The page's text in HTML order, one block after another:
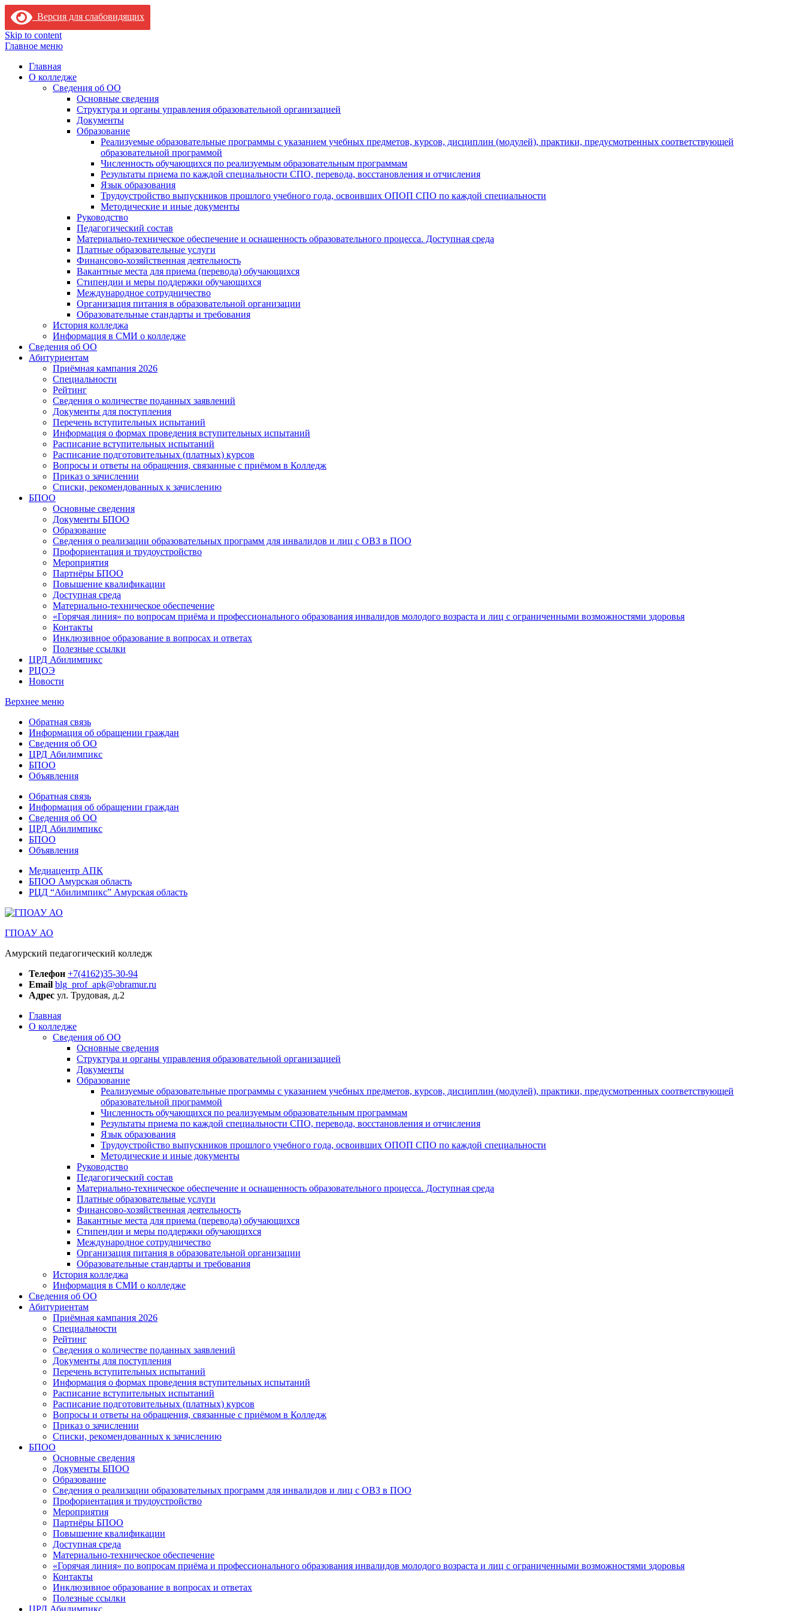
Версия для слабовидящих
Skip to content
Главное меню
Главная
О колледже
Сведения об ОО
Основные сведения
Структура и органы управления образовательной организацией
Документы
Образование
Реализуемые образовательные программы с указанием учебных предметов, курсов, дисциплин (модулей), практики, предусмотренных соответствующей
образовательной программой
Численность обучающихся по реализуемым образовательным программам
Результаты приема по каждой специальности СПО, перевода, восстановления и отчисления
Язык образования
Трудоустройство выпускников прошлого учебного года, освоивших ОПОП СПО по каждой специальности
Методические и иные документы
Руководство
Педагогический состав
Материально-техническое обеспечение и оснащенность образовательного процесса. Доступная среда
Платные образовательные услуги
Финансово-хозяйственная деятельность
Вакантные места для приема (перевода) обучающихся
Стипендии и меры поддержки обучающихся
Международное сотрудничество
Организация питания в образовательной организации
Образовательные стандарты и требования
История колледжа
Информация в СМИ о колледже
Сведения об ОО
Абитуриентам
Приёмная кампания 2026
Специальности
Рейтинг
Сведения о количестве поданных заявлений
Документы для поступления
Перечень вступительных испытаний
Информация о формах проведения вступительных испытаний
Расписание вступительных испытаний
Расписание подготовительных (платных) курсов
Вопросы и ответы на обращения, связанные с приёмом в Колледж
Приказ о зачислении
Списки, рекомендованных к зачислению
БПОО
Основные сведения
Документы БПОО
Образование
Сведения о реализации образовательных программ для инвалидов и лиц с ОВЗ в ПОО
Профориентация и трудоустройство
Мероприятия
Партнёры БПОО
Повышение квалификации
Доступная среда
Материально-техническое обеспечение
«Горячая линия» по вопросам приёма и профессионального образования инвалидов молодого возраста и лиц с ограниченными возможностями здоровья
Контакты
Инклюзивное образование в вопросах и ответах
Полезные ссылки
ЦРД Абилимпикс
РЦОЭ
Новости
Верхнее меню
Обратная связь
Информация об обращении граждан
Сведения об ОО
ЦРД Абилимпикс
БПОО
Объявления
Обратная связь
Информация об обращении граждан
Сведения об ОО
ЦРД Абилимпикс
БПОО
Объявления
Медиацентр АПК
БПОО Амурская область
РЦД “Абилимпикс” Амурская область
ГПОАУ АО
Амурский педагогический колледж
Телефон +7(4162)35-30-94
Email blg_prof_apk@obramur.ru
Адрес ул. Трудовая, д.2
Главная
О колледже
Сведения об ОО
Основные сведения
Структура и органы управления образовательной организацией
Документы
Образование
Реализуемые образовательные программы с указанием учебных предметов, курсов, дисциплин (модулей), практики, предусмотренных соответствующей
образовательной программой
Численность обучающихся по реализуемым образовательным программам
Результаты приема по каждой специальности СПО, перевода, восстановления и отчисления
Язык образования
Трудоустройство выпускников прошлого учебного года, освоивших ОПОП СПО по каждой специальности
Методические и иные документы
Руководство
Педагогический состав
Материально-техническое обеспечение и оснащенность образовательного процесса. Доступная среда
Платные образовательные услуги
Финансово-хозяйственная деятельность
Вакантные места для приема (перевода) обучающихся
Стипендии и меры поддержки обучающихся
Международное сотрудничество
Организация питания в образовательной организации
Образовательные стандарты и требования
История колледжа
Информация в СМИ о колледже
Сведения об ОО
Абитуриентам
Приёмная кампания 2026
Специальности
Рейтинг
Сведения о количестве поданных заявлений
Документы для поступления
Перечень вступительных испытаний
Информация о формах проведения вступительных испытаний
Расписание вступительных испытаний
Расписание подготовительных (платных) курсов
Вопросы и ответы на обращения, связанные с приёмом в Колледж
Приказ о зачислении
Списки, рекомендованных к зачислению
БПОО
Основные сведения
Документы БПОО
Образование
Сведения о реализации образовательных программ для инвалидов и лиц с ОВЗ в ПОО
Профориентация и трудоустройство
Мероприятия
Партнёры БПОО
Повышение квалификации
Доступная среда
Материально-техническое обеспечение
«Горячая линия» по вопросам приёма и профессионального образования инвалидов молодого возраста и лиц с ограниченными возможностями здоровья
Контакты
Инклюзивное образование в вопросах и ответах
Полезные ссылки
ЦРД Абилимпикс